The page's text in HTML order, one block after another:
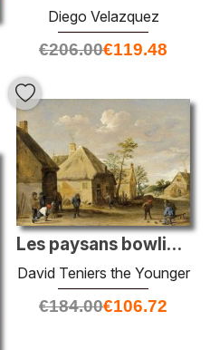
Diego Velazquez
€206.00€119.48
Les paysans bowling dans une rue du village
David Teniers the Younger
€184.00€106.72